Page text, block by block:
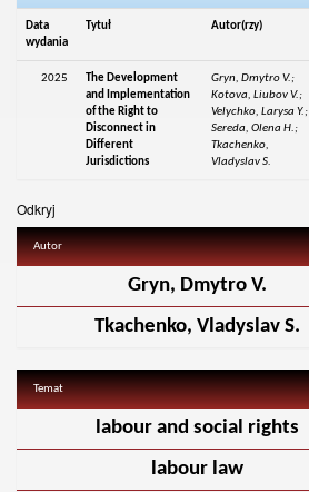
Data
wydania
Tytuł Autor(rzy)
2025
The Development
and Implementation
of the Right to
Disconnect in
Different
Jurisdictions
Gryn, Dmytro V.;
Kotova, Liubov V.;
Velychko, Larysa Y.;
Sereda, Olena H.;
Tkachenko,
Vladyslav S.
Odkryj
Autor
Gryn, Dmytro V.
Tkachenko, Vladyslav S.
Temat
labour and social rights
labour law